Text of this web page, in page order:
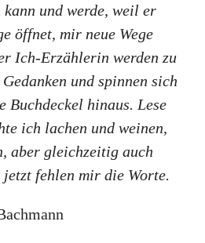
und werde, weil er
öffnet, mir neue Wege
Ich-Erzählerin werden zu
und spinnen sich
Buchdeckel hinaus. Lese
ich lachen und weinen,
aber gleichzeitig auch
fehlen mir die Worte.